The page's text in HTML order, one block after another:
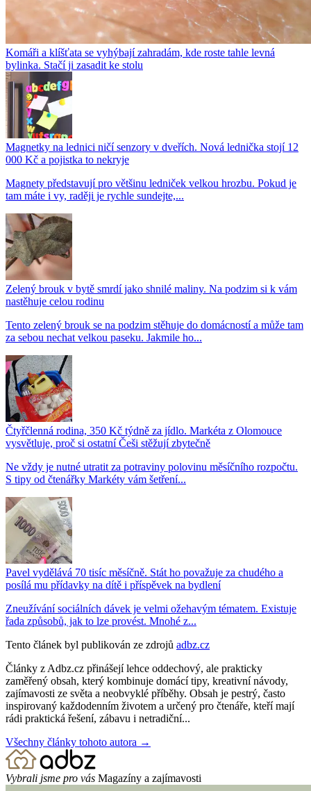
Komáři a klíšťata se vyhýbají zahradám, kde roste tahle levná
bylinka. Stačí ji zasadit ke stolu
Magnetky na lednici ničí senzory v dveřích. Nová lednička stojí 12
000 Kč a pojistka to nekryje
Magnety představují pro většinu ledniček velkou hrozbu. Pokud je
tam máte i vy, raději je rychle sundejte,...
Zelený brouk v bytě smrdí jako shnilé maliny. Na podzim si k vám
nastěhuje celou rodinu
Tento zelený brouk se na podzim stěhuje do domácností a může tam
za sebou nechat velkou paseku. Jakmile ho...
Čtyřčlenná rodina, 350 Kč týdně za jídlo. Markéta z Olomouce
vysvětluje, proč si ostatní Češi stěžují zbytečně
Ne vždy je nutné utratit za potraviny polovinu měsíčního rozpočtu.
S tipy od čtenářky Markéty vám šetření...
Pavel vydělává 70 tisíc měsíčně. Stát ho považuje za chudého a
posílá mu přídavky na dítě i příspěvek na bydlení
Zneužívání sociálních dávek je velmi ožehavým tématem. Existuje
řada způsobů, jak to lze provést. Mnohé z...
Tento článek byl publikován ze zdrojů adbz.cz
Články z Adbz.cz přinášejí lehce oddechový, ale prakticky
zaměřený obsah, který kombinuje domácí tipy, kreativní návody,
zajímavosti ze světa a neobvyklé příběhy. Obsah je pestrý, často
inspirovaný každodenním životem a určený pro čtenáře, kteří mají
rádi praktická řešení, zábavu i netradiční...
Všechny články tohoto autora →
Vybrali jsme pro vás Magazíny a zajímavosti